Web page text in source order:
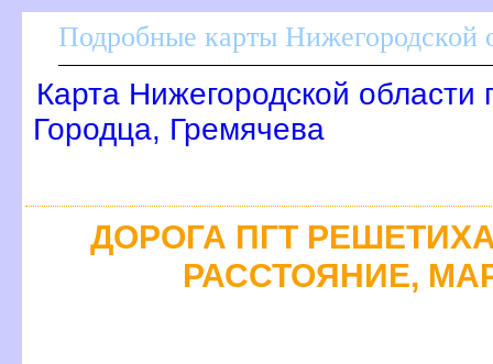
Подробные карты Нижегородской
Карта Нижегородской области
Городца, Гремячева
ДОРОГА ПГТ
РАССТОЯНИЕ,